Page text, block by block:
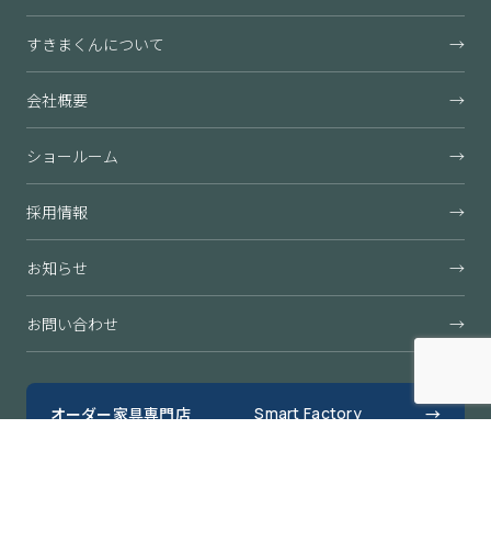
すきまくんについて →
会社概要 →
ショールーム →
採用情報 →
お知らせ →
お問い合わせ →
オーダー家具専門店 Smart Factory →